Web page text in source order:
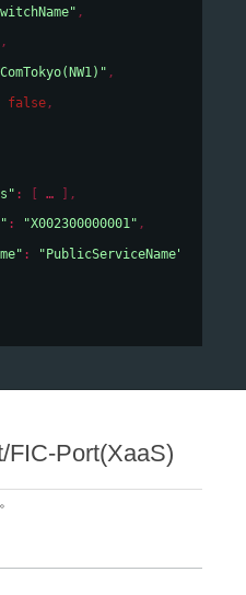
,
,
,
false,
: [ ] ,
: "X002300000001" ,
:
"PublicServiceName"
FIC-Port(XaaS)